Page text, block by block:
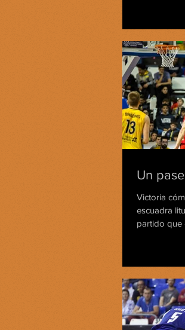
Un
Victoria
escuadra
partido que